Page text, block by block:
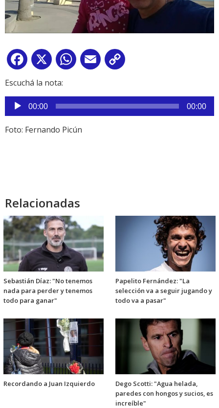
Facebook
X WhatsApp
Email
Escuchá la nota:
Reproductor
de
audio
00:00 00:00
Foto: Fernando Picún
Relacionadas
Sebastián Díaz: "No tenemos
nada para perder y tenemos
todo para ganar"
Papelito Fernández: "La
selección va a seguir jugando y
todo va a pasar"
Recordando a Juan Izquierdo
Dego Scotti: "Agua helada,
paredes con hongos y sucios, es
increíble"